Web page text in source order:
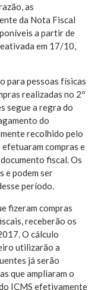
as
da Nota Fiscal
a partir de
em 17/10,
para pessoas físicas
realizadas no 2º
segue a regra do
do
recolhido pelo
compras e
fiscal. Os
e podem ser
período.
fizeram compras
receberão os
O cálculo
utilizarão a
já serão
que ampliaram o
ICMS efetivamente